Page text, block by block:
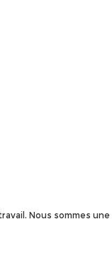
Nous sommes